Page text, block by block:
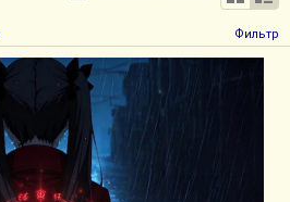
Фильтр